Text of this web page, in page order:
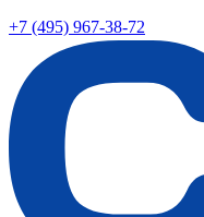
+7 (495) 967-38-72